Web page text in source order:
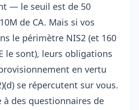
— le seuil est de 50
de CA. Mais si vos
le périmètre NIS2 (et 160
le sont), leurs obligations
en vertu
se répercutent sur vous.
à des questionnaires de